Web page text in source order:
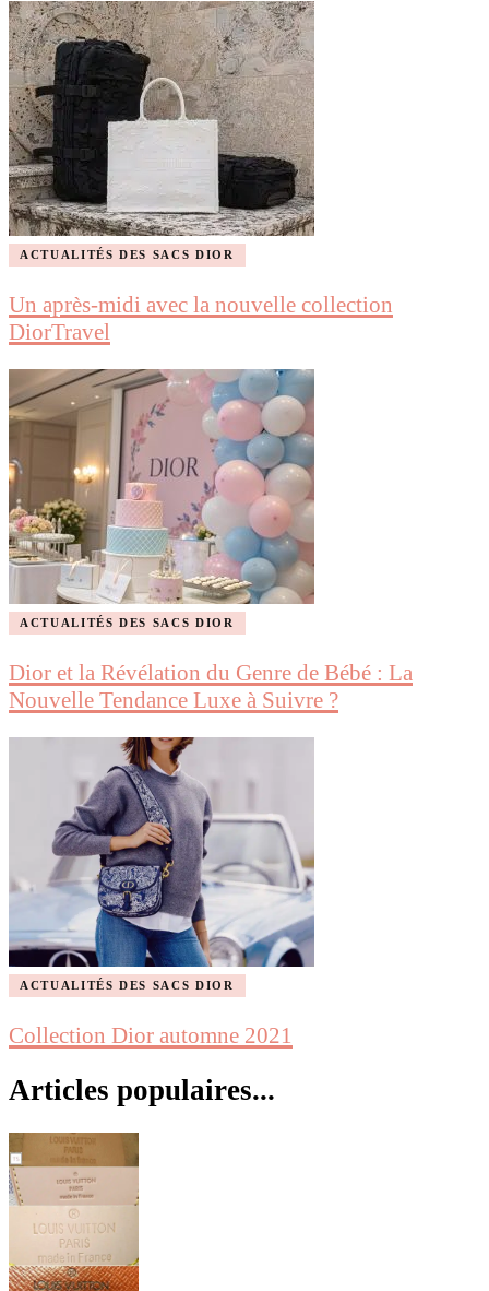
ACTUALITÉS DES SACS DIOR
Un après-midi avec la nouvelle collection
DiorTravel
ACTUALITÉS DES SACS DIOR
Dior et la Révélation du Genre de Bébé : La
Nouvelle Tendance Luxe à Suivre ?
ACTUALITÉS DES SACS DIOR
Collection Dior automne 2021
Articles populaires...